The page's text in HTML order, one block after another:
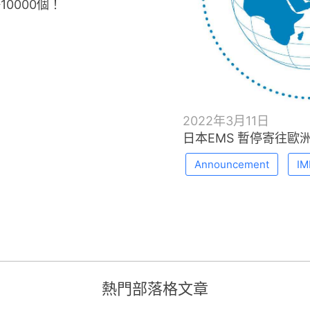
個！
2022年3月11日
日本EMS 暫停寄往歐
Announcement
熱門部落格文章